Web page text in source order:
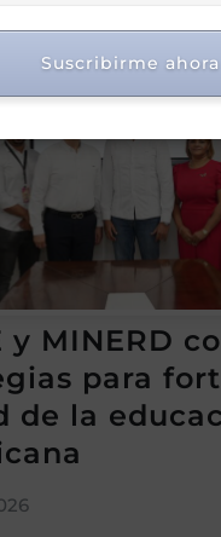
y MINERD
para
de la
Suscribirme ahora